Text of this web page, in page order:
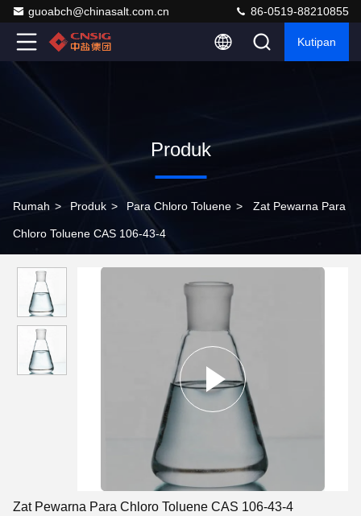
guoabch@chinasalt.com.cn 86-0519-88210855
Kutipan
Produk
Rumah > Produk > Para Chloro Toluene > Zat Pewarna Para
Chloro Toluene CAS 106-43-4
Zat Pewarna Para Chloro Toluene CAS 106-43-4